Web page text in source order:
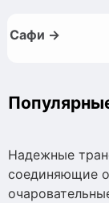
Сафи →
Надежные
соединяющие